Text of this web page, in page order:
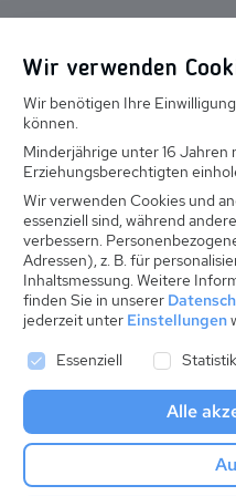
Über uns Karriere
Ausbildung
ab
pro Nacht
Anreise
Wir verwenden
Wir benötigen Ihre
können.
Minderjährige unter 16 Jahren
Erziehungsberechtigten
Wir verwenden Cookies und
essenziell sind, während
verbessern.
Adressen), z. B. für
Inhaltsmessung. Weitere
finden Sie in unserer
jederzeit unter Einstellungen
Es folgt eine Liste der
Essenziell Statistik
Alle